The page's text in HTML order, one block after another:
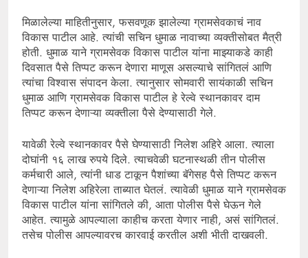
मिळालेल्या माहितीनुसार, फसवणूक झालेल्या ग्रामसेवकाचं नाव
विकास पाटील आहे. त्यांची सचिन धुमाळ नावाच्या व्यक्तीसोबत मैत्री
होती. धुमाळ याने ग्रामसेवक विकास पाटील यांना माझ्याकडे काही
दिवसात पैसे तिप्पट करून देणारा माणूस असल्याचे सांगितलं आणि
त्यांचा विश्वास संपादन केला. त्यानुसार सोमवारी सायंकाळी सचिन
धुमाळ आणि ग्रामसेवक विकास पाटील हे रेल्वे स्थानकावर दाम
तिप्पट करून देणाऱ्या व्यक्तीला पैसे देण्यासाठी गेले.
यावेळी रेल्वे स्थानकावर पैसे घेण्यासाठी निलेश अहिरे आला. त्याला
दोघांनी १६ लाख रुपये दिले. त्याचवेळी घटनास्थळी तीन पोलीस
कर्मचारी आले, त्यांनी धाड टाकून पैशांच्या बॅगेसह पैसे तिप्पट करून
देणाऱ्या निलेश अहिरेला ताब्यात घेतलं. त्यावेळी धुमाळ याने ग्रामसेवक
विकास पाटील यांना सांगितले की, आता पोलीस पैसे घेऊन गेले
आहेत. त्यामुळे आपल्याला काहीच करता येणार नाही, असं सांगितलं.
तसेच पोलीस आपल्यावरच कारवाई करतील अशी भीती दाखवली.